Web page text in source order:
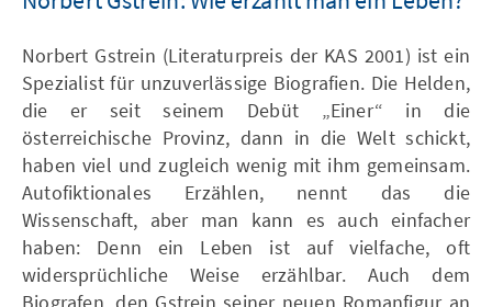
Norbert Gstrein (Literaturpreis der KAS 2001) ist ein
Spezialist für unzuverlässige Biografien. Die Helden,
die er seit seinem Debüt „Einer“ in die
österreichische Provinz, dann in die Welt schickt,
haben viel und zugleich wenig mit ihm gemeinsam.
Autofiktionales Erzählen, nennt das die
Wissenschaft, aber man kann es auch einfacher
haben: Denn ein Leben ist auf vielfache, oft
widersprüchliche Weise erzählbar. Auch dem
Biografen, den Gstrein seiner neuen Romanfigur an